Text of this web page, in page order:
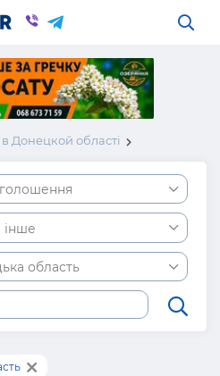
Донецкой області
інше
область